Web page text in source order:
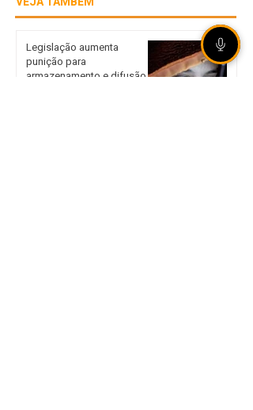
Legislação aumenta
punição para
armazenamento e difusão